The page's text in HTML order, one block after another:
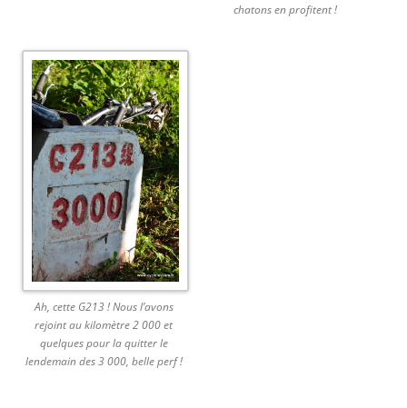
chatons en profitent !
Ah, cette G213 ! Nous l’avons
rejoint au kilomètre 2 000 et
quelques pour la quitter le
lendemain des 3 000, belle perf !